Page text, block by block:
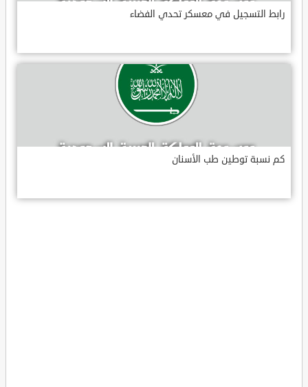
رابط التسجيل في معسكر تحدي الفضاء
كم نسبة توطين طب الأسنان